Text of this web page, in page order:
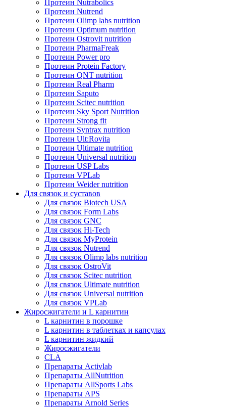
Протеин Nutrabolics
Протеин Nutrend
Протеин Olimp labs nutrition
Протеин Optimum nutrition
Протеин Ostrovit nutrition
Протеин PharmaFreak
Протеин Power pro
Протеин Protein Factory
Протеин QNT nutrition
Протеин Real Pharm
Протеин Saputo
Протеин Scitec nutrition
Протеин Sky Sport Nutrition
Протеин Strong fit
Протеин Syntrax nutrition
Протеин Ult:Rovita
Протеин Ultimate nutrition
Протеин Universal nutrition
Протеин USP Labs
Протеин VPLab
Протеин Weider nutrition
Для связок и суставов
Для связок Biotech USA
Для связок Form Labs
Для связок GNC
Для связок Hi-Tech
Для связок MyProtein
Для связок Nutrend
Для связок Olimp labs nutrition
Для связок OstroVit
Для связок Scitec nutrition
Для связок Ultimate nutrition
Для связок Universal nutrition
Для связок VPLab
Жиросжигатели и L карнитин
L карнитин в порошке
L карнитин в таблетках и капсулах
L карнитин жидкий
Жиросжигатели
CLA
Препараты Activlab
Препараты AllNutrition
Препараты AllSports Labs
Препараты APS
Препараты Arnold Series